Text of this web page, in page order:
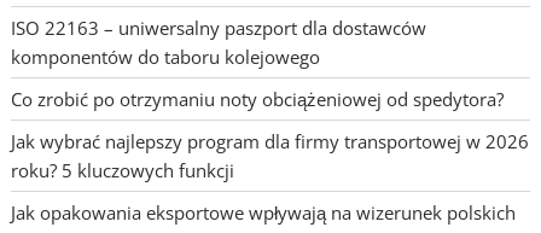
ISO 22163 – uniwersalny paszport dla dostawców
komponentów do taboru kolejowego
Co zrobić po otrzymaniu noty obciążeniowej od spedytora?
Jak wybrać najlepszy program dla firmy transportowej w 2026
roku? 5 kluczowych funkcji
Jak opakowania eksportowe wpływają na wizerunek polskich